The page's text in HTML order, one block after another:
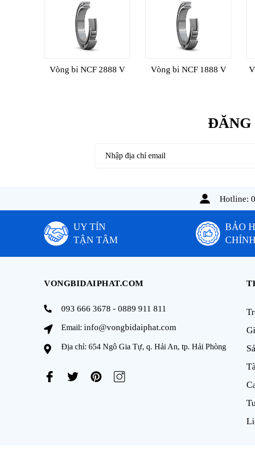
Vòng bi NCF 2888 V Vòng bi NCF 1888 V
ĐĂNG
Hotline:
UY TÍN
TẬN TÂM
BẢO
VONGBIDAIPHAT.COM
093 666 3678 - 0889 911 811
Email: info@vongbidaiphat.com
Địa chỉ: 654 Ngô Gia Tự, q. Hải An, tp. Hải Phòng